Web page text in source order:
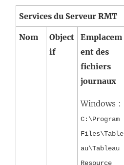
Services du Serveur RMT
Nom
Object
if
Emplacem
ent des
fichiers
journaux
Windows :
C:\Program
Files\Table
au\Tableau
Resource